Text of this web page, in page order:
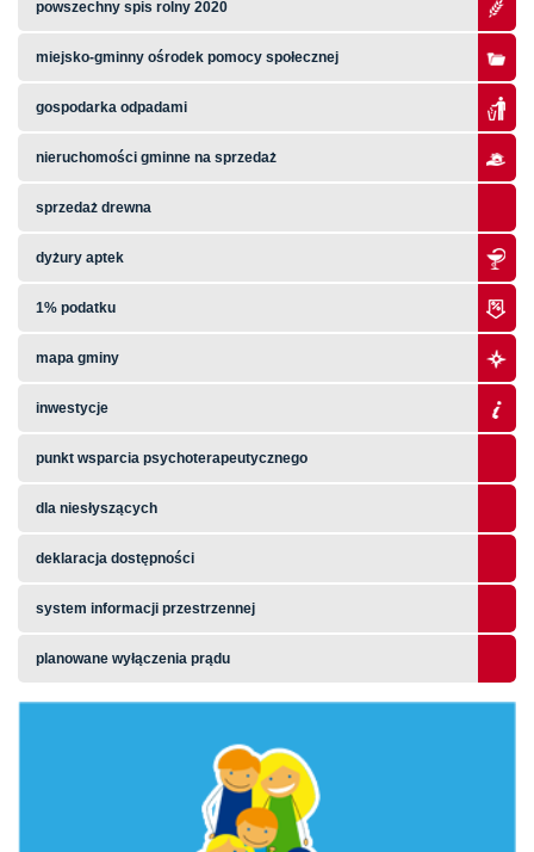
powszechny spis rolny 2020
miejsko-gminny ośrodek pomocy społecznej
gospodarka odpadami
nieruchomości gminne na sprzedaż
sprzedaż drewna
dyżury aptek
1% podatku
mapa gminy
inwestycje
punkt wsparcia psychoterapeutycznego
dla niesłyszących
deklaracja dostępności
system informacji przestrzennej
planowane wyłączenia prądu